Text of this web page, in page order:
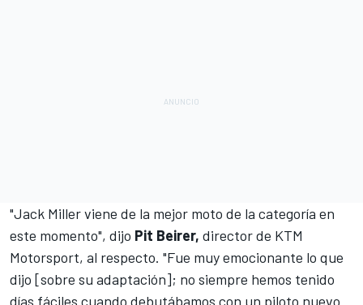
"Jack Miller viene de la mejor moto de la categoría en
este momento", dijo Pit Beirer, director de KTM
Motorsport, al respecto. "Fue muy emocionante lo que
dijo [sobre su adaptación]; no siempre hemos tenido
días fáciles cuando debutábamos con un piloto nuevo